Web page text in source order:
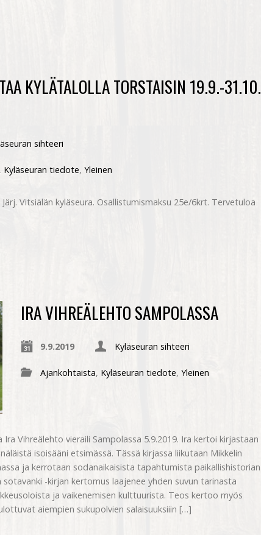
KYLÄTALOLLA TORSTAISIN 19.9.-31.10.
sihteeri
, Kyläseuran tiedote, Yleinen
Vitsiälän kyläseura. Osallistumismaksu 25e/6krt. Tervetuloa
IRA VIHREÄLEHTO SAMPOLASSA
9.9.2019 Kyläseuran sihteeri
Ajankohtaista, Kyläseuran tiedote, Yleinen
Vihreälehto vieraili Sampolassa 5.9.2019. Ira kertoi kirjastaan
isoisääni etsimässä. Tässä kirjassa liikutaan Mikkelin
ja kerrotaan sodanaikaisista tapahtumista paikallishistorian
-kirjan kertomus laajenee yhden suvun tarinasta
ja vaikenemisen kulttuurista. Teos kertoo myös
aiempien sukupolvien salaisuuksiiin […]